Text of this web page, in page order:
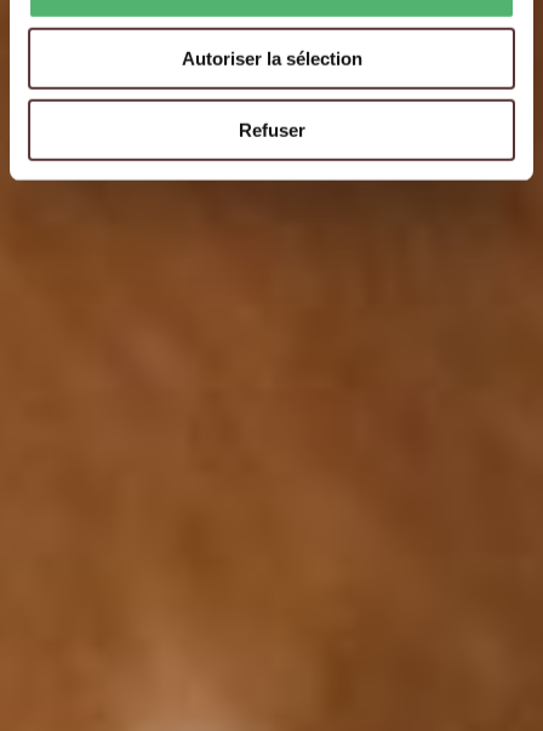
Autoriser la sélection
Refuser